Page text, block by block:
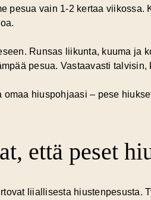
pesua vain 1-2 kertaa viikossa.
Runsas liikunta, kuuma ja
pesua. Vastaavasti
hiuspohjaasi – pese
että peset
liiallisesta hiustenpesusta.